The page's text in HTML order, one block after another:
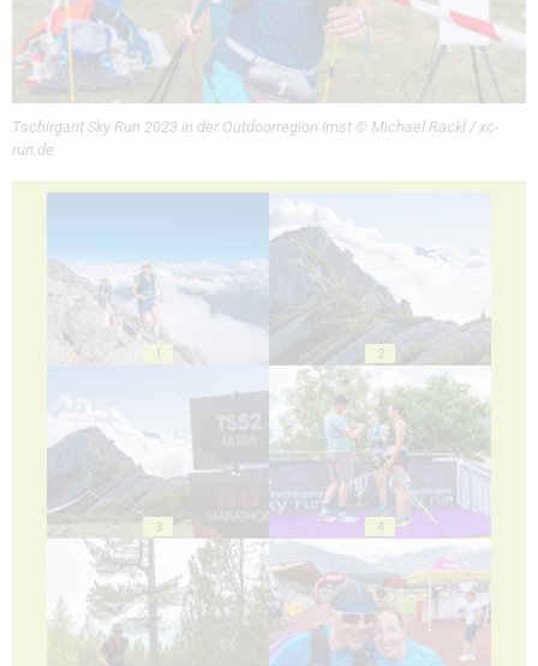
Tschirgant Sky Run 2023 in der Outdoorregion Imst © Michael Rackl / xc-
run.de
1 2
3 4